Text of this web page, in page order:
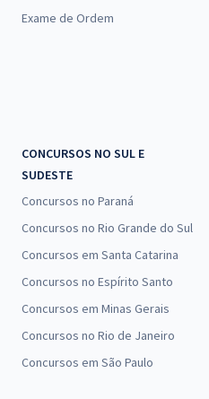
Exame de Ordem
CONCURSOS NO SUL E
SUDESTE
Concursos no Paraná
Concursos no Rio Grande do Sul
Concursos em Santa Catarina
Concursos no Espírito Santo
Concursos em Minas Gerais
Concursos no Rio de Janeiro
Concursos em São Paulo